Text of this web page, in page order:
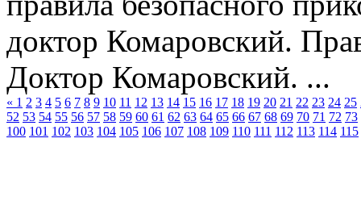
доктор Комаровский.
Доктор Комаровский. ...
« 1 2 3 4 5 6 7 8 9 10 11 12 13 14 15 16 17 18 19 20 21 22 23 24 25
52 53 54 55 56 57 58 59 60 61 62 63 64 65 66 67 68 69 70 71 72 73
100 101 102 103 104 105 106 107 108 109 110 111 112 113 114 115